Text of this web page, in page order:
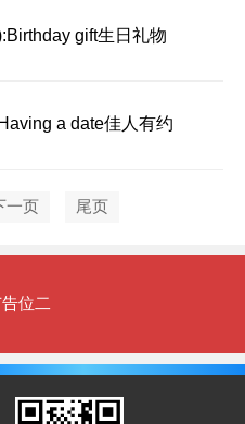
gift生日礼物
a date佳人有约
一页 尾页
位二